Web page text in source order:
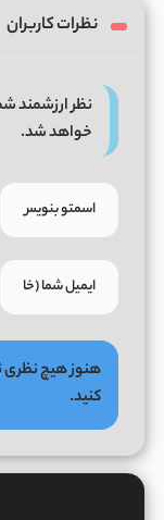
نظرات کاربران
نظر ارزشمند
خواهد شد.
هنوز هیچ نظری
کنید.